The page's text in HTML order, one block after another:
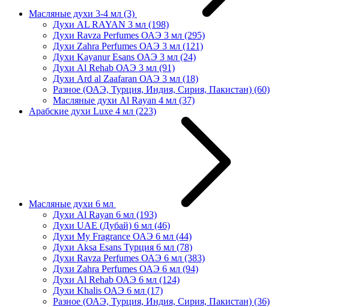
Масляные духи 3-4 мл (3)
Духи AL RAYAN 3 мл (198)
Духи Ravza Perfumes ОАЭ 3 мл (295)
Духи Zahra Perfumes ОАЭ 3 мл (121)
Духи Kayanur Esans ОАЭ 3 мл (24)
Духи Al Rehab ОАЭ 3 мл (91)
Духи Ard al Zaafaran ОАЭ 3 мл (18)
Разное (ОАЭ, Турция, Индия, Сирия, Пакистан) (60)
Масляные духи Al Rayan 4 мл (37)
Арабские духи Luxe 4 мл (223)
Масляные духи 6 мл
Духи Al Rayan 6 мл (193)
Духи UAE (Дубай) 6 мл (46)
Духи My Fragrance ОАЭ 6 мл (44)
Духи Aksa Esans Турция 6 мл (78)
Духи Ravza Perfumes ОАЭ 6 мл (383)
Духи Zahra Perfumes ОАЭ 6 мл (94)
Духи Al Rehab ОАЭ 6 мл (124)
Духи Khalis ОАЭ 6 мл (17)
Разное (ОАЭ, Турция, Индия, Сирия, Пакистан) (36)